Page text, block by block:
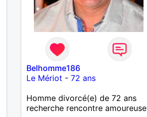
Belhomme186
Le Mériot -72 ans
Homme divorcé(e) de 72 ans
recherche rencontre amoureuse